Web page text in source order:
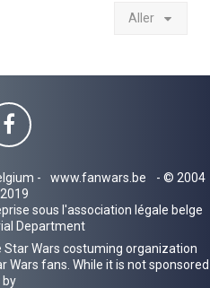
Aller
- www.fanwars.be
- © 2004
sous l'association légale belge
Department
Wars costuming organization
Wars fans. While it is not sponsored
by